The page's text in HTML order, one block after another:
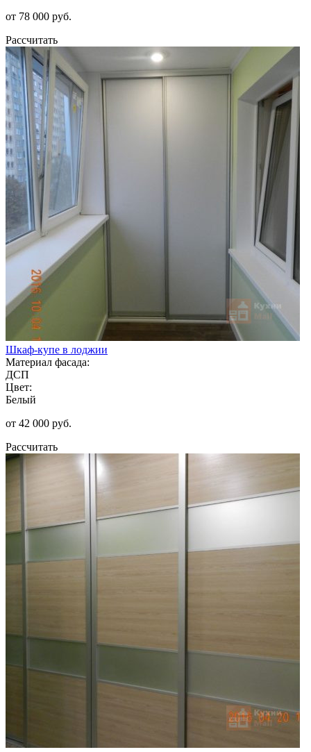
от 78 000 руб.
Рассчитать
Шкаф-купе в лоджии
Материал фасада:
ДСП
Цвет:
Белый
от 42 000 руб.
Рассчитать